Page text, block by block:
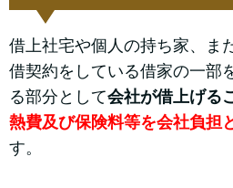
借上社宅や個人の持ち家、ま
借契約をしている借家の一部
る部分として会社が借上げる
熱費及び保険料等を会社負担
す。